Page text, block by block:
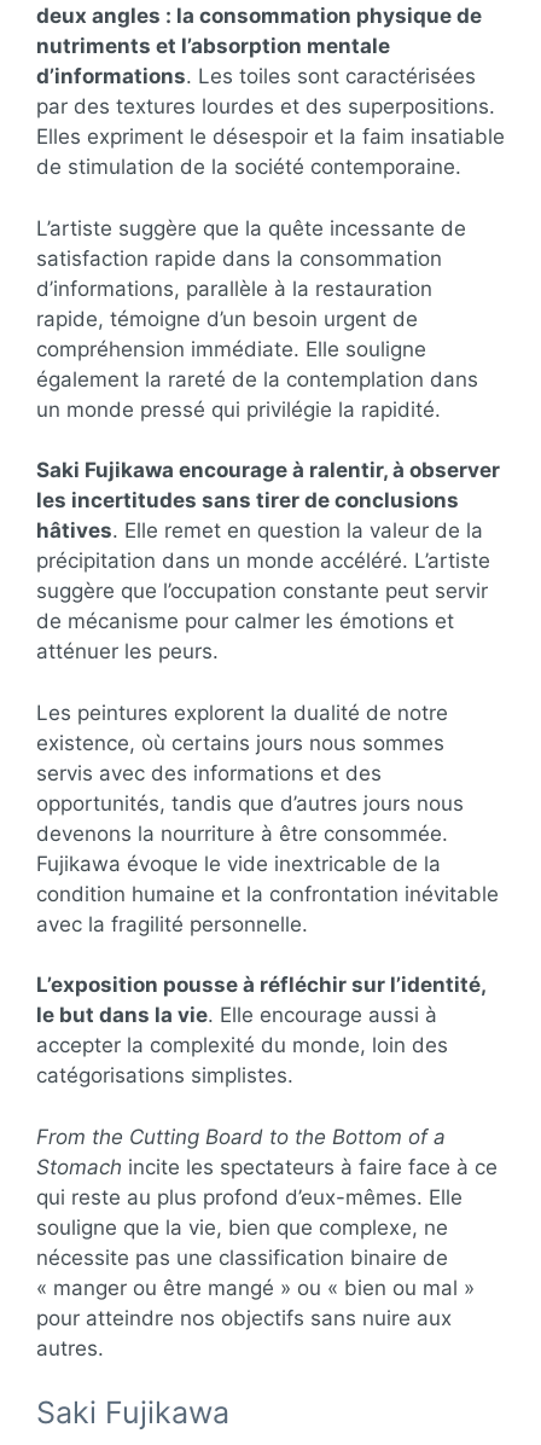
deux angles : la consommation physique de
nutriments et l’absorption mentale
d’informations. Les toiles sont caractérisées
par des textures lourdes et des superpositions.
Elles expriment le désespoir et la faim insatiable
de stimulation de la société contemporaine.
L’artiste suggère que la quête incessante de
satisfaction rapide dans la consommation
d’informations, parallèle à la restauration
rapide, témoigne d’un besoin urgent de
compréhension immédiate. Elle souligne
également la rareté de la contemplation dans
un monde pressé qui privilégie la rapidité.
Saki Fujikawa encourage à ralentir, à observer
les incertitudes sans tirer de conclusions
hâtives. Elle remet en question la valeur de la
précipitation dans un monde accéléré. L’artiste
suggère que l’occupation constante peut servir
de mécanisme pour calmer les émotions et
atténuer les peurs.
Les peintures explorent la dualité de notre
existence, où certains jours nous sommes
servis avec des informations et des
opportunités, tandis que d’autres jours nous
devenons la nourriture à être consommée.
Fujikawa évoque le vide inextricable de la
condition humaine et la confrontation inévitable
avec la fragilité personnelle.
L’exposition pousse à réfléchir sur l’identité,
le but dans la vie. Elle encourage aussi à
accepter la complexité du monde, loin des
catégorisations simplistes.
From the Cutting Board to the Bottom of a
Stomach incite les spectateurs à faire face à ce
qui reste au plus profond d’eux-mêmes. Elle
souligne que la vie, bien que complexe, ne
nécessite pas une classification binaire de
« manger ou être mangé » ou « bien ou mal »
pour atteindre nos objectifs sans nuire aux
autres.
Saki Fujikawa